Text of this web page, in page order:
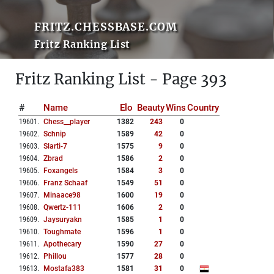
FRITZ.CHESSBASE.COM
Fritz Ranking List
Fritz Ranking List - Page 393
# Name Elo BeautyWinsCountry
19601 . Chess__player 1382 243
0
19602. Schnip 1589 42
0
19603. Slarti-7 1575 9
0
19604. Zbrad 1586 2
0
19605. Foxangels 1584 3
0
19606. Franz Schaaf 1549 51
0
19607. Minaace98 1600 19
0
19608. Qwertz-111 1606 2
0
19609. Jaysuryakn 1585 1
0
19610. Toughmate 1596 1
0
19611 . Apothecary 1590 27
0
19612. Phillou 1577 28
0
19613. Mostafa383 1581 31
0